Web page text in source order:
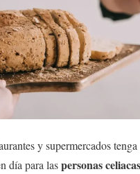
y supermercados
día para laspersonas celiacas